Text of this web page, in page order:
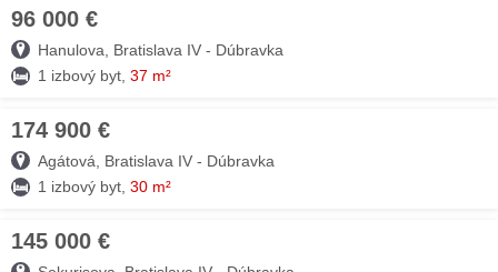
96 000 €
Hanulova, Bratislava IV - Dúbravka
1 izbový byt, 37 m²
174 900 €
Agátová, Bratislava IV - Dúbravka
1 izbový byt, 30 m²
145 000 €